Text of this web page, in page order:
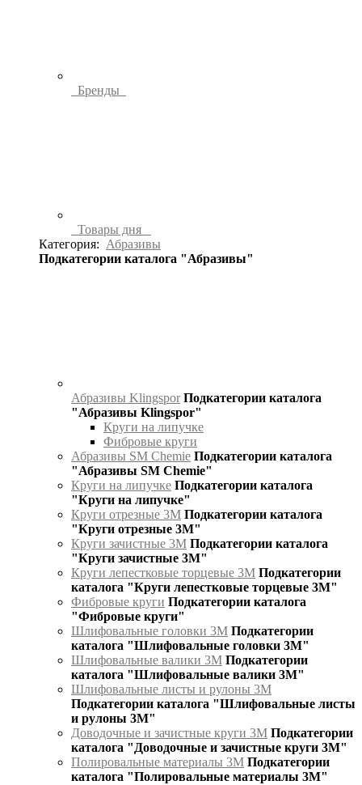
Бренды
Товары дня
Категория: Абразивы
Подкатегории каталога "Абразивы"
Абразивы Klingspor Подкатегории каталога
"Абразивы Klingspor"
Круги на липучке
Фибровые круги
Абразивы SM Chemie Подкатегории каталога
"Абразивы SM Chemie"
Круги на липучке Подкатегории каталога
"Круги на липучке"
Круги отрезные 3М Подкатегории каталога
"Круги отрезные 3М"
Круги зачистные 3М Подкатегории каталога
"Круги зачистные 3М"
Круги лепестковые торцевые 3М Подкатегории
каталога "Круги лепестковые торцевые 3М"
Фибровые круги Подкатегории каталога
"Фибровые круги"
Шлифовальные головки 3М Подкатегории
каталога "Шлифовальные головки 3М"
Шлифовальные валики 3М Подкатегории
каталога "Шлифовальные валики 3М"
Шлифовальные листы и рулоны 3М
Подкатегории каталога "Шлифовальные листы
и рулоны 3М"
Доводочные и зачистные круги 3М Подкатегории
каталога "Доводочные и зачистные круги 3М"
Полировальные материалы 3М Подкатегории
каталога "Полировальные материалы 3М"